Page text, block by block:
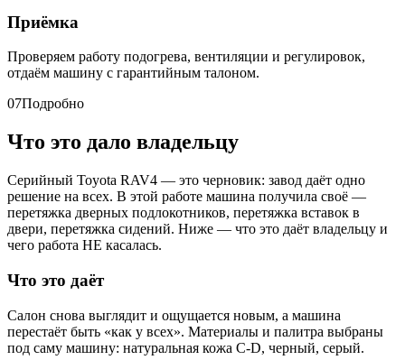
Приёмка
Проверяем работу подогрева, вентиляции и регулировок,
отдаём машину с гарантийным талоном.
07Подробно
Что это дало владельцу
Серийный Toyota RAV4 — это черновик: завод даёт одно
решение на всех. В этой работе машина получила своё —
перетяжка дверных подлокотников, перетяжка вставок в
двери, перетяжка сидений. Ниже — что это даёт владельцу и
чего работа НЕ касалась.
Что это даёт
Салон снова выглядит и ощущается новым, а машина
перестаёт быть «как у всех». Материалы и палитра выбраны
под саму машину: натуральная кожа C-D, черный, серый.